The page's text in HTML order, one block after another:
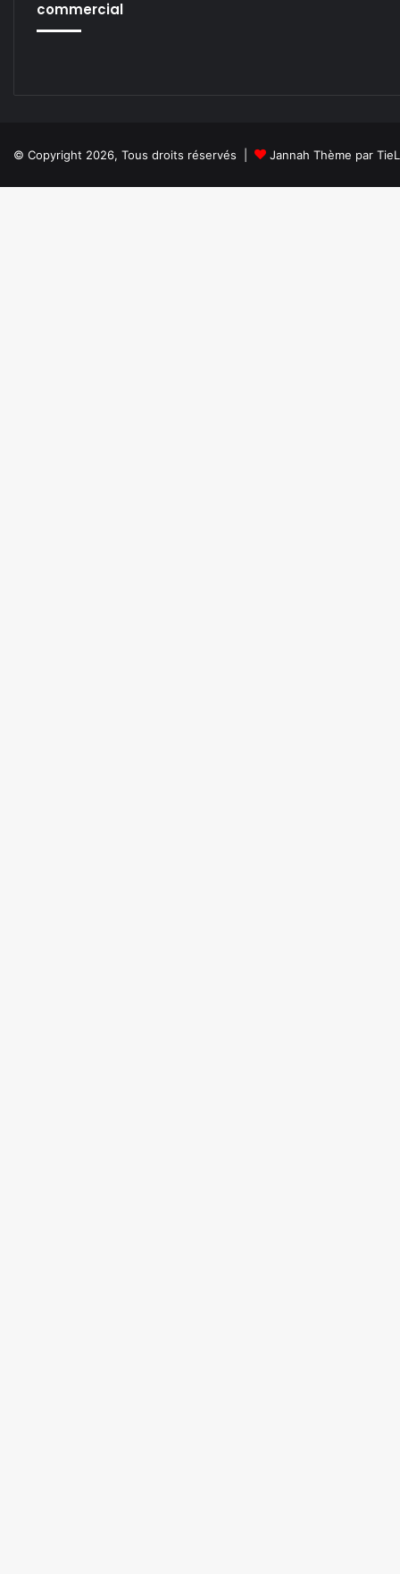
commercial
© Copyright 2026, Tous droits réservés | Jannah Thème par